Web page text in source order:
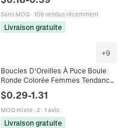
Bijoux Pour Hommes Femmes
Sans MOQ · 106 vendus récemment
Livraison gratuite
+9
Boucles D'Oreilles À Puce Boule
Ronde Colorée Femmes Tendance
Géométrique Druzy Coeur Étoile
Carré Triangle Strass Bijou
$0.29-1.31
MOQ mixte: 2· 1 avis
Livraison gratuite